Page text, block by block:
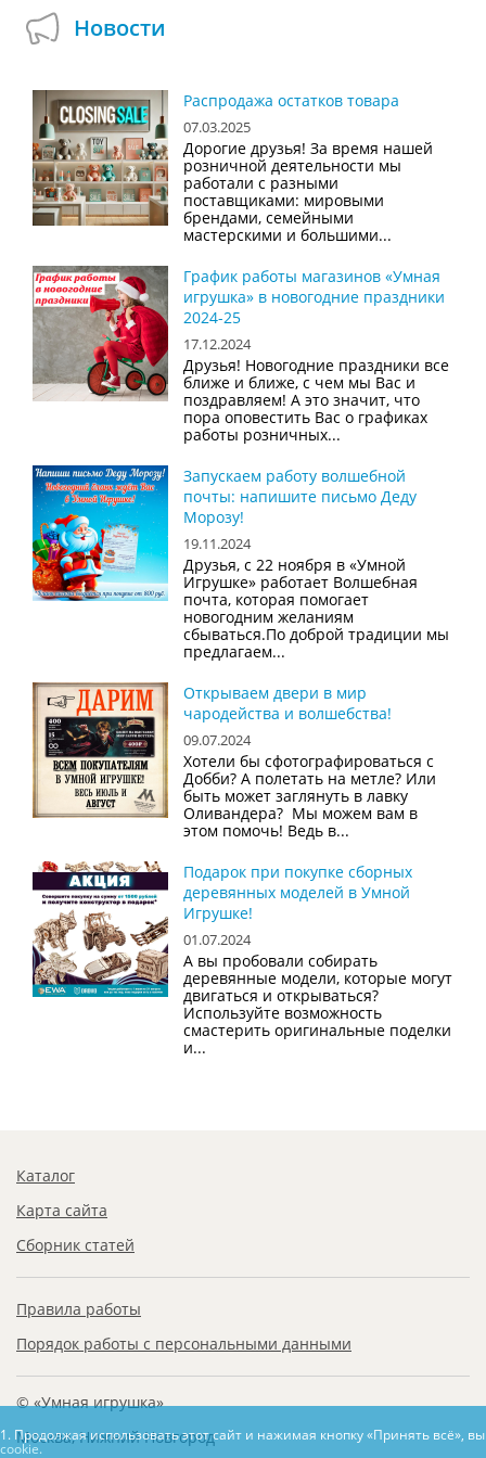
Новости
Распродажа остатков товара
07.03.2025
Дорогие друзья! За время нашей
розничной деятельности мы
работали с разными
поставщиками: мировыми
брендами, семейными
мастерскими и большими...
График работы магазинов «Умная
игрушка» в новогодние праздники
2024-25
17.12.2024
Друзья! Новогодние праздники все
ближе и ближе, с чем мы Вас и
поздравляем! А это значит, что
пора оповестить Вас о графиках
работы розничных...
Запускаем работу волшебной
почты: напишите письмо Деду
Морозу!
19.11.2024
Друзья, с 22 ноября в «Умной
Игрушке» работает Волшебная
почта, которая помогает
новогодним желаниям
сбываться.По доброй традиции мы
предлагаем...
Открываем двери в мир
чародейства и волшебства!
09.07.2024
Хотели бы сфотографироваться с
Добби? А полетать на метле? Или
быть может заглянуть в лавку
Оливандера? Мы можем вам в
этом помочь! Ведь в...
Подарок при покупке сборных
деревянных моделей в Умной
Игрушке!
01.07.2024
А вы пробовали собирать
деревянные модели, которые могут
двигаться и открываться?
Используйте возможность
смастерить оригинальные поделки
и...
Каталог
Карта сайта
Сборник статей
Правила работы
Порядок работы с персональными данными
© «Умная игрушка»
Москва, Нижний Новгород
1. Продолжая использовать этот сайт и нажимая кнопку «Принять всё»,
cookie.